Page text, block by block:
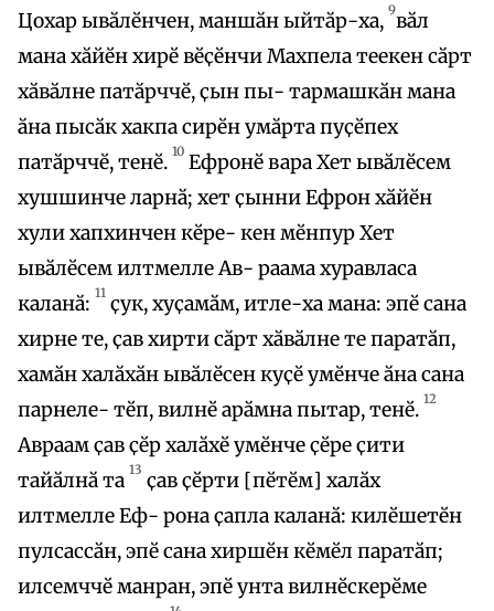
Цохар ывӑлӗнчен, маншӑн ыйтӑр-ха, 9вӑл
мана хӑйӗн хирӗ вӗҫӗнчи Махпела теекен сӑрт
хӑвӑлне патӑрччӗ, ҫын пы- тармашкӑн мана
ӑна пысӑк хакпа сирӗн умӑрта пуҫӗпех
патӑрччӗ, тенӗ. 10 Ефронӗ вара Хет ывӑлӗсем
хушшинче ларнӑ; хет ҫынни Ефрон хӑйӗн
хули хапхинчен кӗре- кен мӗнпур Хет
ывӑлӗсем илтмелле Ав- раама хуравласа
каланӑ: 11 ҫук, хуҫамӑм, итле-ха мана: эпӗ сана
хирне те, ҫав хирти сӑрт хӑвӑлне те паратӑп,
хамӑн халӑхӑн ывӑлӗсен куҫӗ умӗнче ӑна сана
парнеле- тӗп, вилнӗ арӑмна пытар, тенӗ. 12
Авраам ҫав ҫӗр халӑхӗ умӗнче ҫӗре ҫити
тайӑлнӑ та 13 ҫав ҫӗрти [пӗтӗм] халӑх
илтмелле Еф- рона ҫапла каланӑ: килӗшетӗн
пулсассӑн, эпӗ сана хиршӗн кӗмӗл паратӑп;
илсемччӗ манран, эпӗ унта вилнӗскерӗме